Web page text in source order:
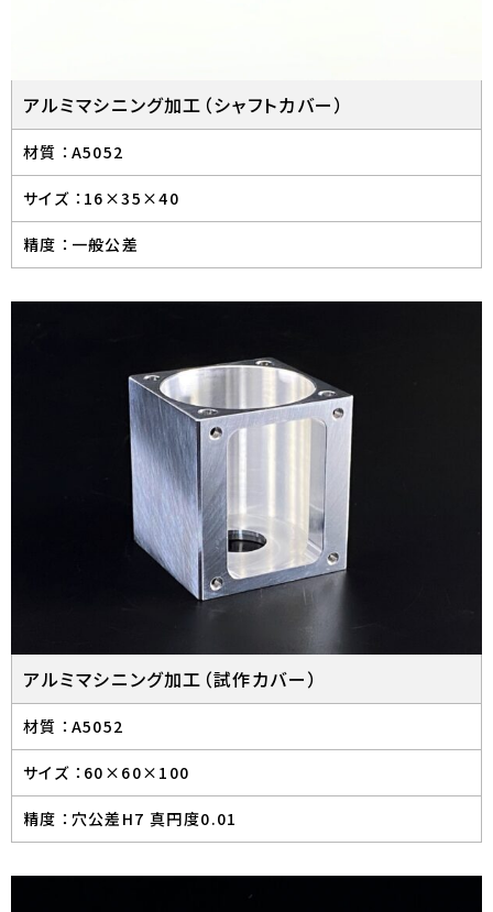
アルミマシニング加工（シャフトカバー）
材質 ： A5052
サイズ ： 16×35×40
精度 ： 一般公差
アルミマシニング加工（試作カバー）
材質 ： A5052
サイズ ： 60×60×100
精度 ： 穴公差H7 真円度0.01